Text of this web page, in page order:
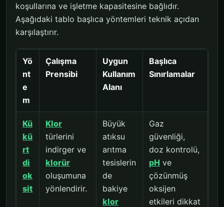
koşullarına ve işletme kapasitesine bağlıdır.
Aşağıdaki tablo başlıca yöntemleri teknik açıdan
karşılaştırır.
Yö
nt
e
m
Çalışma
Prensibi
Uygun
Kullanım
Alanı
Başlıca
Sınırlamalar
Kü
kü
rt
di
ok
sit
Klor
türlerini
indirger ve
klorür
oluşumuna
yönlendirir.
Büyük
atıksu
arıtma
tesislerin
de
bakiye
klor
Gaz
güvenliği,
doz kontrolü,
pH ve
çözünmüş
oksijen
etkileri dikkat